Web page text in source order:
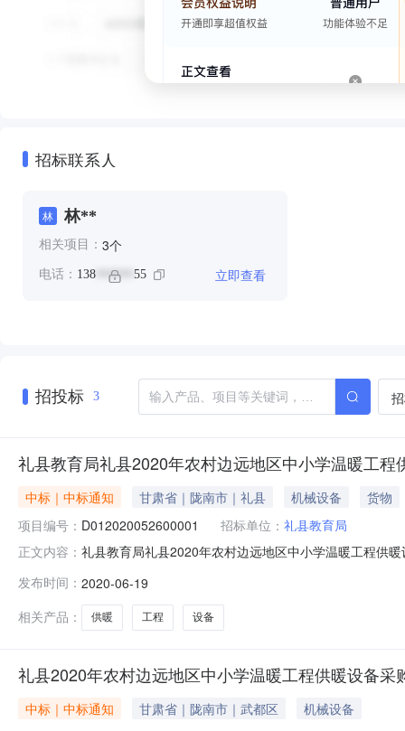
招标联系人
林 林**
相关项目： 3个
电话： 138 ****** 55 立即查看
招投标 3
礼县教育局礼县2020年农村边远地区中小学温暖工程
中标｜中标通知 甘肃省｜陇南市｜礼县 机械设备
货物
项目编号： D012020052600001 招标单位： 礼县教育局
正文内容： 礼县教育局礼县2020年农村边远地区中小学温暖工程供
冯志宏,王新得,冉亚平总中标金额￥1274.335264万元（
发布时间： 2020-06-19
相关产品：
供暖 工程 设备
礼县2020年农村边远地区中小学温暖工程供暖设备采
中标｜中标通知 甘肃省｜陇南市｜武都区
机械设备